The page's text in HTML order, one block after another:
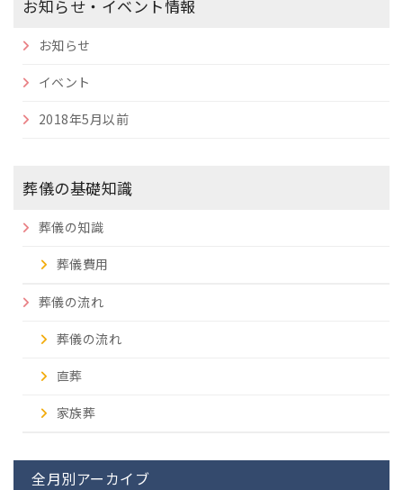
お知らせ・イベント情報
お知らせ
イベント
2018年5月以前
葬儀の基礎知識
葬儀の知識
葬儀費用
葬儀の流れ
葬儀の流れ
直葬
家族葬
全月別アーカイブ